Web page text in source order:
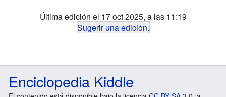
Última edición el 17 oct 2025, a las 11:19
Sugerir una edición.
Enciclopedia Kiddle